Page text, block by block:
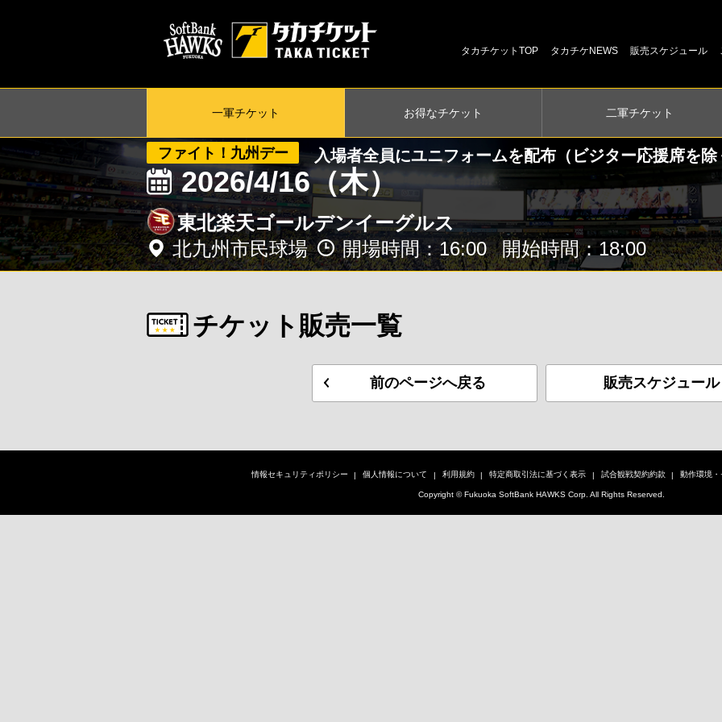
タカチケットTOP タカチケNEWS 販売スケジュール
一軍チケット お得なチケット 二軍チケット
ファイト！九州デー 入場者全員にユニフォームを配布（ビジター応援席を除
2026/4/16（木）
東北楽天ゴールデンイーグルス
北九州市民球場
開場時間：16:00 開始時間：18:00
チケット販売一覧
前のページへ戻る 販売スケジュール
情報セキュリティポリシー 個人情報について 利用規約 特定商取引法に基づく表示 試合観戦契約約款 動作環境
Copyright © Fukuoka SoftBank HAWKS Corp. All Rights Reserved.